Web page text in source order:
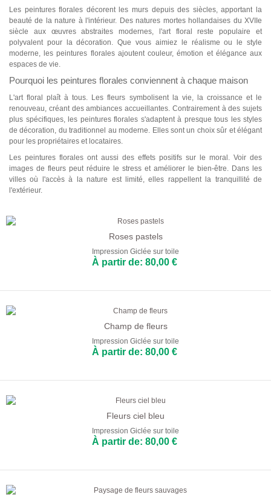
Abstraits
Modernes
Décoratifs
Par Pièce
Les peintures florales décorent les murs depuis des siècles, apportant la
beauté de la nature à l'intérieur. Des natures mortes hollandaises du XVIIe
siècle aux œuvres abstraites modernes, l'art floral reste populaire et
polyvalent pour la décoration. Que vous aimiez le réalisme ou le style
moderne, les peintures florales ajoutent couleur, émotion et élégance aux
espaces de vie.
Pourquoi les peintures florales conviennent à chaque maison
L'art floral plaît à tous. Les fleurs symbolisent la vie, la croissance et le
renouveau, créant des ambiances accueillantes. Contrairement à des sujets
plus spécifiques, les peintures florales s'adaptent à presque tous les styles
de décoration, du traditionnel au moderne. Elles sont un choix sûr et élégant
pour les propriétaires et locataires.
Les peintures florales ont aussi des effets positifs sur le moral. Voir des
images de fleurs peut réduire le stress et améliorer le bien-être. Dans les
villes où l'accès à la nature est limité, elles rappellent la tranquillité de
l'extérieur.
Roses pastels
Impression Giclée sur toile
À partir de: 80,00 €
Champ de fleurs
Impression Giclée sur toile
À partir de: 80,00 €
Fleurs ciel bleu
Impression Giclée sur toile
À partir de: 80,00 €